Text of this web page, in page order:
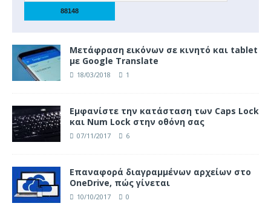
Μετάφραση εικόνων σε κινητό και tablet
με Google Translate
18/03/2018 1
Eμφανίστε την κατάσταση των Caps Lock
και Num Lock στην οθόνη σας
07/11/2017 6
Επαναφορά διαγραμμένων αρχείων στο
OneDrive, πώς γίνεται
10/10/2017 0